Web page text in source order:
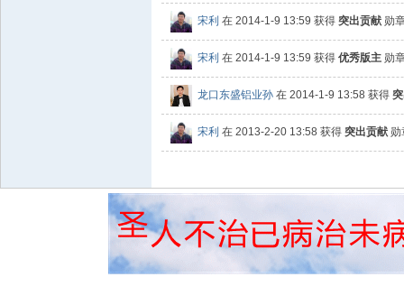
宋利 在 2014-1-9 13:59 获得 突出贡献 勋
宋利 在 2014-1-9 13:59 获得 优秀版主 勋
龙口东盛铝业孙 在 2014-1-9 13:58 获得
宋利 在 2013-2-20 13:58 获得 突出贡献 勋